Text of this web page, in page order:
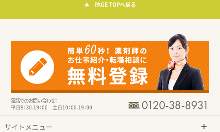
PAGE TOPへ戻る
電話でのお問い合わせ：
平日9：30-19：00 土日10：00-19：00
サイトメニュー